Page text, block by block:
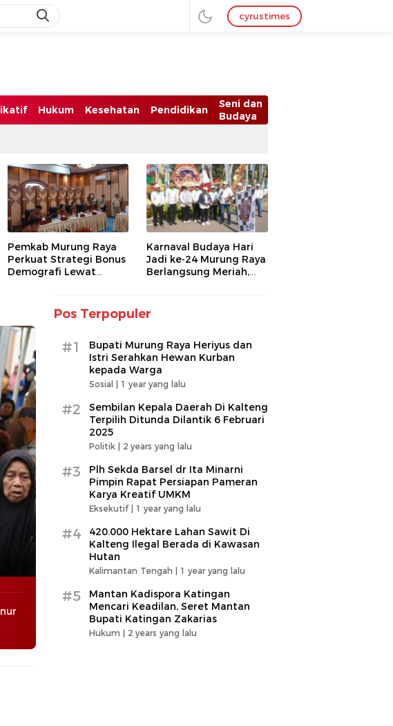
cyrustimes
Hukum Kesehatan Pendidikan
Seni dan
Budaya
Pemkab Murung Raya
Perkuat Strategi Bonus
Demografi Lewat
Karnaval Budaya Hari
Jadi ke-24 Murung Raya
Berlangsung Meriah,
Pos Terpopuler
#1
Bupati Murung Raya Heriyus dan
Istri Serahkan Hewan Kurban
kepada Warga
Sosial | 1 year yang lalu
#2
Sembilan Kepala Daerah Di Kalteng
Terpilih Ditunda Dilantik 6 Februari
2025
Politik | 2 years yang lalu
#3
Plh Sekda Barsel dr Ita Minarni
Pimpin Rapat Persiapan Pameran
Karya Kreatif UMKM
Eksekutif | 1 year yang lalu
#4
420.000 Hektare Lahan Sawit Di
Kalteng Ilegal Berada di Kawasan
Hutan
Kalimantan Tengah | 1 year yang lalu
#5
Mantan Kadispora Katingan
Mencari Keadilan, Seret Mantan
Bupati Katingan Zakarias
Hukum | 2 years yang lalu